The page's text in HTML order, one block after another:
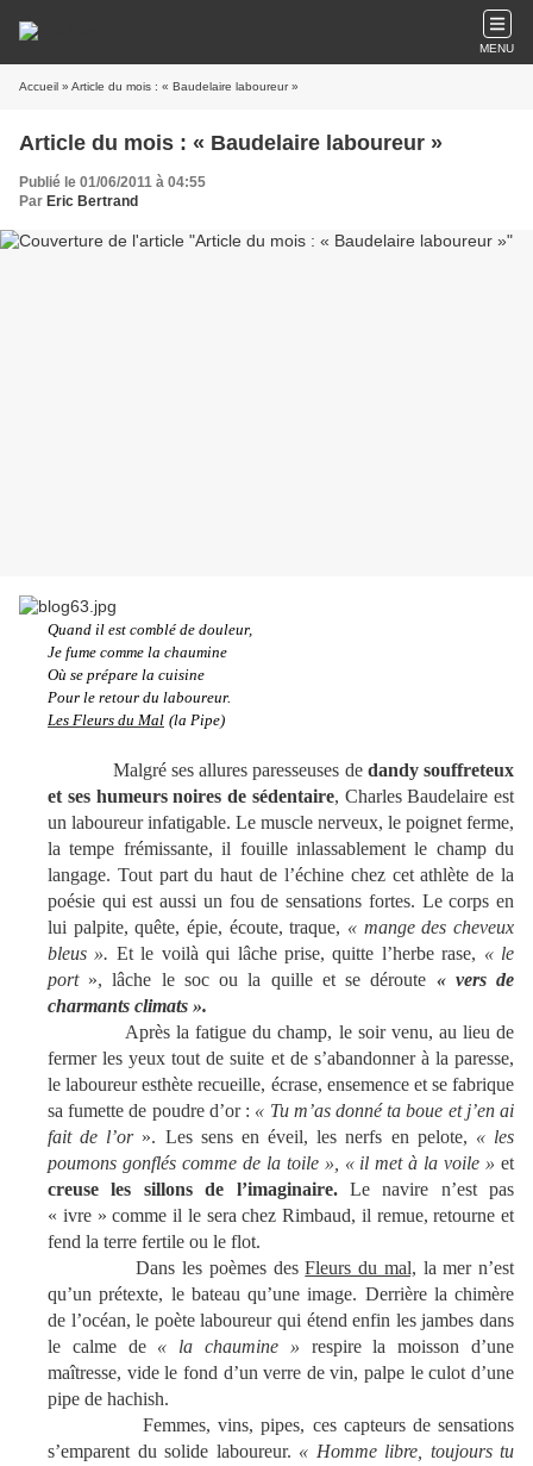
MENU
Accueil » Article du mois : « Baudelaire laboureur »
Article du mois : « Baudelaire laboureur »
Publié le 01/06/2011 à 04:55
Par Eric Bertrand
Quand il est comblé de douleur,
Je fume comme la chaumine
Où se prépare la cuisine
Pour le retour du laboureur.
Les Fleurs du Mal (la Pipe)
Malgré ses allures paresseuses de dandy souffreteux
et ses humeurs noires de sédentaire, Charles Baudelaire est
un laboureur infatigable. Le muscle nerveux, le poignet ferme,
la tempe frémissante, il fouille inlassablement le champ du
langage. Tout part du haut de l’échine chez cet athlète de la
poésie qui est aussi un fou de sensations fortes. Le corps en
lui palpite, quête, épie, écoute, traque, « mange des cheveux
bleus ». Et le voilà qui lâche prise, quitte l’herbe rase, « le
port », lâche le soc ou la quille et se déroute « vers de
charmants climats ».
Après la fatigue du champ, le soir venu, au lieu de
fermer les yeux tout de suite et de s’abandonner à la paresse,
le laboureur esthète recueille, écrase, ensemence et se fabrique
sa fumette de poudre d’or : « Tu m’as donné ta boue et j’en ai
fait de l’or ». Les sens en éveil, les nerfs en pelote, « les
poumons gonflés comme de la toile », « il met à la voile » et
creuse les sillons de l’imaginaire.Le navire n’est pas
« ivre » comme il le sera chez Rimbaud, il remue, retourne et
fend la terre fertile ou le flot.
Dans les poèmes desFleurs du mal, la mer n’est
qu’un prétexte, le bateau qu’une image. Derrière la chimère
de l’océan, le poète laboureur qui étend enfin les jambes dans
le calme de « la chaumine » respire la moisson d’une
maîtresse, vide le fond d’un verre de vin, palpe le culot d’une
pipe de hachish.
Femmes, vins, pipes, ces capteurs de sensations
s’emparent du solide laboureur. « Homme libre, toujours tu